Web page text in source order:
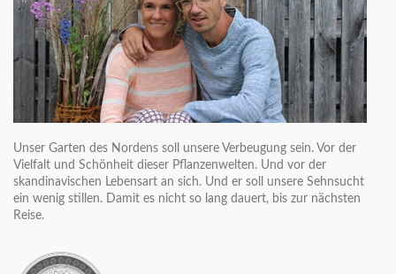
Unser Garten des Nordens soll unsere Verbeugung sein. Vor der
Vielfalt und Schönheit dieser Pflanzenwelten. Und vor der
skandinavischen Lebensart an sich. Und er soll unsere Sehnsucht
ein wenig stillen. Damit es nicht so lang dauert, bis zur nächsten
Reise.